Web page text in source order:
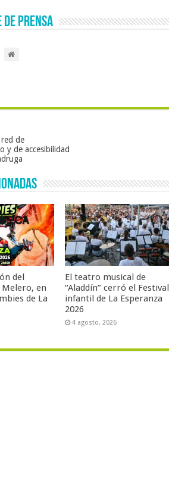
de Prensa
de
y de accesibilidad
del
en
de La
El teatro musical de
“Aladdín” cerró el Festival
infantil de La Esperanza
2026
4 agosto, 2026